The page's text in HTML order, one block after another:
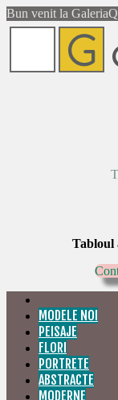
Bun venit la GaleriaQ
Tabloul
MODELE NOI
PEISAJE
FLORI
PORTRETE
ABSTRACTE
MODERNE